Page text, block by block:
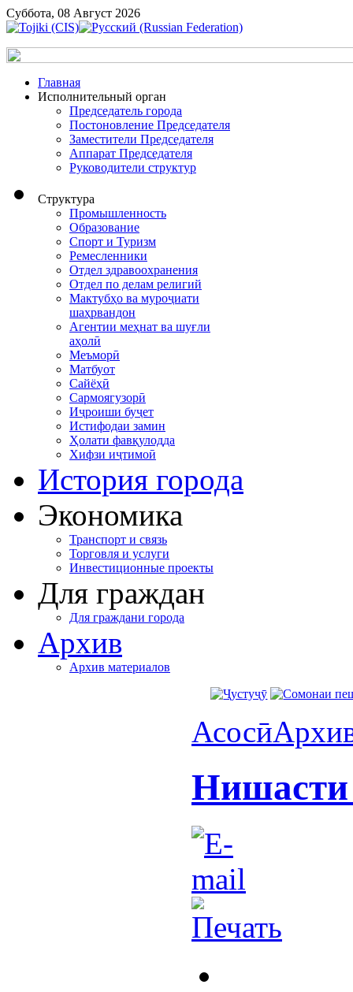
Суббота, 08 Август 2026
Главная
Исполнительный орган
Председатель города
Постоновление Председателя
Заместители Председателя
Аппарат Председателя
Руководители структур
Структура
Промышленность
Образование
Спорт и Туризм
Ремесленники
Отдел здравоохранения
Отдел по делам религий
Мактубҳо ва муроҷиати
шаҳрвандон
Агентии меҳнат ва шуғли
аҳолӣ
Меъморӣ
Матбуот
Сайёҳӣ
Сармоягузорӣ
Иҷроиши буҷет
Истифодаи замин
Ҳолати фавқулодда
Хифзи иҷтимоӣ
История города
Экономика
Транспорт и связь
Торговля и услуги
Инвестиционные проекты
Для граждан
Для граждани города
Архив
Архив материалов
Асосӣ
Нишасти